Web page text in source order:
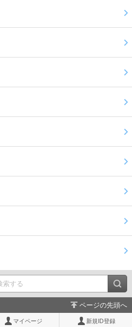
ページの先頭へ
マイページ 新規ID登録